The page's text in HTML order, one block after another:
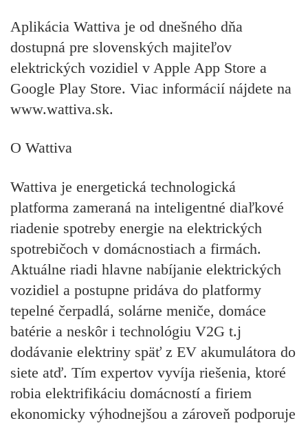
Aplikácia Wattiva je od dnešného dňa
dostupná pre slovenských majiteľov
elektrických vozidiel v Apple App Store a
Google Play Store. Viac informácií nájdete na
www.wattiva.sk.
O Wattiva
Wattiva je energetická technologická
platforma zameraná na inteligentné diaľkové
riadenie spotreby energie na elektrických
spotrebičoch v domácnostiach a firmách.
Aktuálne riadi hlavne nabíjanie elektrických
vozidiel a postupne pridáva do platformy
tepelné čerpadlá, solárne meniče, domáce
batérie a neskôr i technológiu V2G t.j
dodávanie elektriny späť z EV akumulátora do
siete atď. Tím expertov vyvíja riešenia, ktoré
robia elektrifikáciu domácností a firiem
ekonomicky výhodnejšou a zároveň podporuje